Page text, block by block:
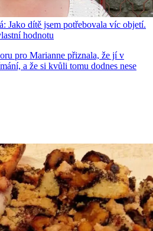
Jako dítě jsem potřebovala víc objetí.
hodnotu
pro Marianne přiznala, že jí v
a že si kvůli tomu dodnes nese